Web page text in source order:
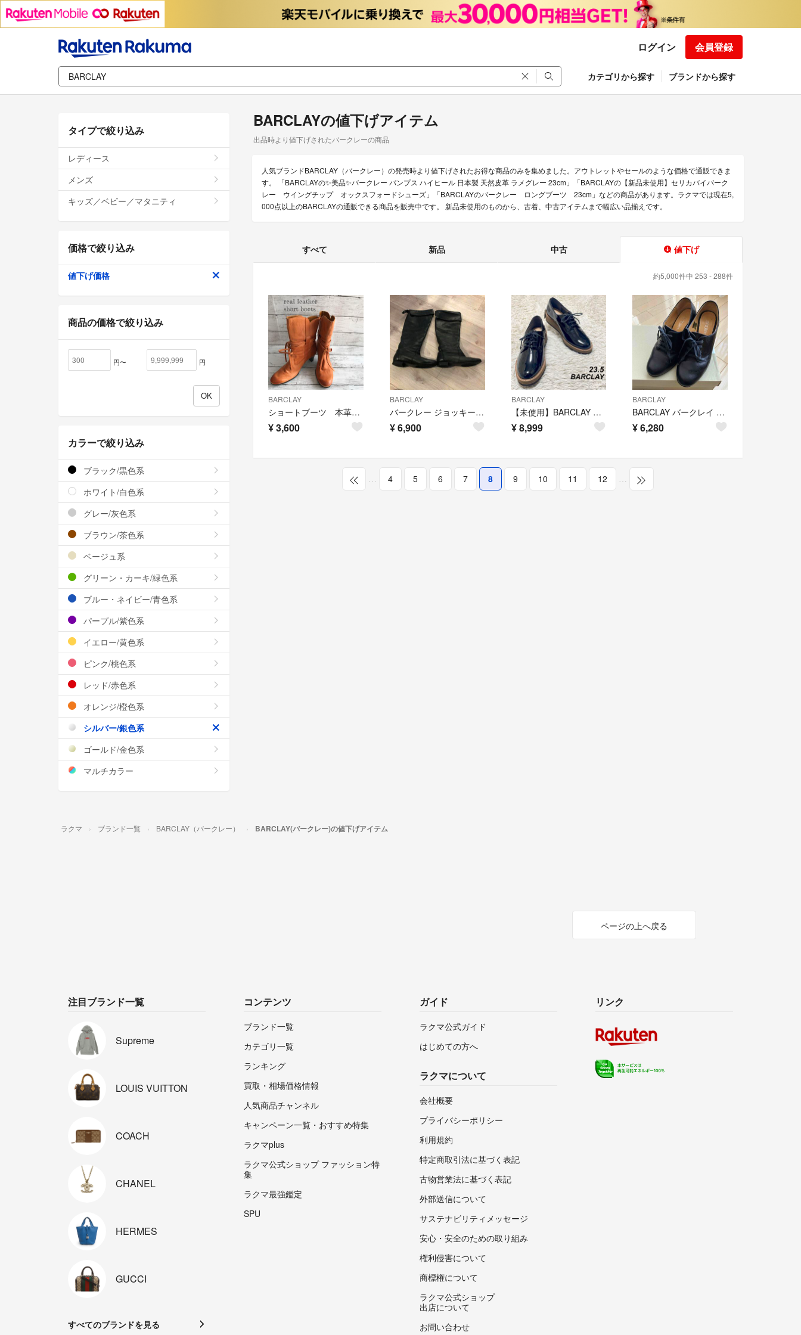
ログイン 会員登録
カテゴリから探す ブランドから探す
BARCLAYの値下げアイテム
出品時より値下げされたバークレーの商品
人気ブランドBARCLAY（バークレー）の発売時より値下げされたお得な商品のみを集めました。アウトレットやセールのような価格で通販できま
す。 「BARCLAYの✨美品✨バークレー パンプス ハイヒール 日本製 天然皮革 ラメグレー 23cm」「BARCLAYの【新品未使用】セリカバイバーク
レー ウイングチップ オックスフォードシューズ」「BARCLAYのバークレー ロングブーツ 23cm」などの商品があります。ラクマでは現在5,
000点以上のBARCLAYの通販できる商品を販売中です。 新品未使用のものから、古着、中古アイテムまで幅広い品揃えです。
すべて 新品 中古 値下げ
約5,000件中 253 - 288件
BARCLAY
ショートブーツ 本革 2way リボン リアルレザー
¥3,600
BARCLAY
バークレー ジョッキーブーツ
¥6,900
BARCLAY
【未使用】BARCLAY レザーシューズ 本革 エナメル 黒 23.5
¥8,999
BARCLAY
BARCLAY バークレイ パンプス 22cm
¥6,280
… 4 5 6 7 8 9 10 11 12 …
タイプで絞り込み
レディース
メンズ
キッズ／ベビー／マタニティ
価格で絞り込み
値下げ価格
商品の価格で絞り込み
円〜 円
カラーで絞り込み
ブラック/黒色系
ホワイト/白色系
グレー/灰色系
ブラウン/茶色系
ベージュ系
グリーン・カーキ/緑色系
ブルー・ネイビー/青色系
パープル/紫色系
イエロー/黄色系
ピンク/桃色系
レッド/赤色系
オレンジ/橙色系
シルバー/銀色系
ゴールド/金色系
マルチカラー
ラクマ ブランド一覧 BARCLAY（バークレー） BARCLAY(バークレー)の値下げアイテム
ページの上へ戻る
注目ブランド一覧
Supreme
LOUIS VUITTON
COACH
CHANEL
HERMES
GUCCI
すべてのブランドを見る
コンテンツ
ブランド一覧
カテゴリ一覧
ランキング
買取・相場価格情報
人気商品チャンネル
キャンペーン一覧・おすすめ特集
ラクマplus
ラクマ公式ショップ ファッション特
集
ラクマ最強鑑定
SPU
ガイド
ラクマ公式ガイド
はじめての方へ
ラクマについて
会社概要
プライバシーポリシー
利用規約
特定商取引法に基づく表記
古物営業法に基づく表記
外部送信について
サステナビリティメッセージ
安心・安全のための取り組み
権利侵害について
商標権について
ラクマ公式ショップ
出店について
お問い合わせ
リンク